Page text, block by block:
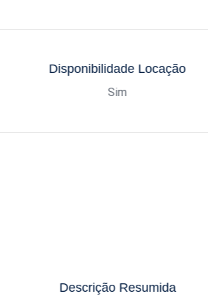
Disponibilidade Locação
Sim
Descrição Resumida